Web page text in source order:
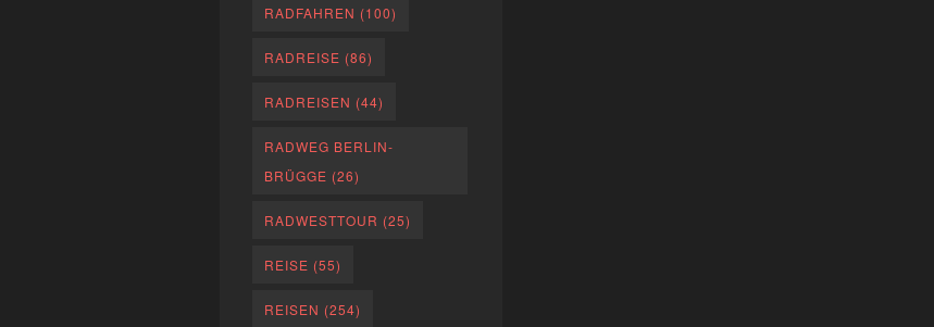
RADFAHREN (100)
RADREISE (86)
RADREISEN (44)
RADWEG BERLIN-
BRÜGGE (26)
RADWESTTOUR (25)
REISE (55)
REISEN (254)